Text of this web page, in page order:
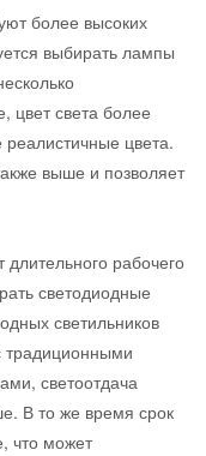
более высоких
выбирать лампы
цвет света более
цвета.
выше и позволяет
рабочего
светодиодные
светильников
светоотдача
В то же время срок
что может